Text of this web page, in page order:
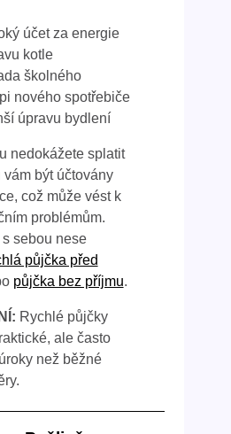
účet za energie
kotle
školného
nového spotřebiče
úpravu bydlení
nedokážete splatit
být účtovány
což může vést k
problémům.
sebou nese
půjčka před
půjčka bez příjmu.
Rychlé půjčky
ale často
než běžné